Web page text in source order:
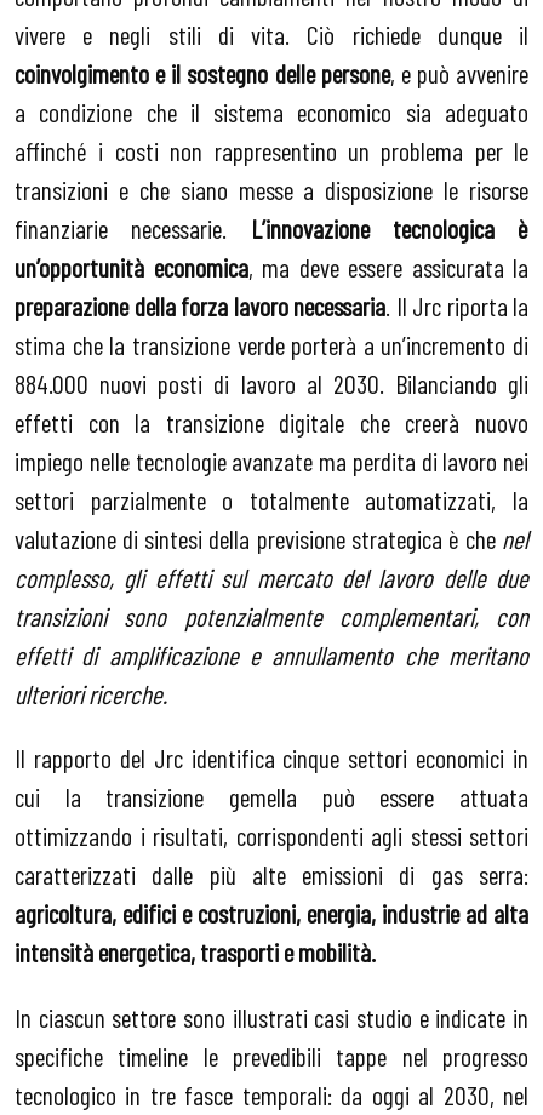
vivere e negli stili di vita. Ciò richiede dunque il
coinvolgimento e il sostegno delle persone, e può avvenire
a condizione che il sistema economico sia adeguato
affinché i costi non rappresentino un problema per le
transizioni e che siano messe a disposizione le risorse
finanziarie necessarie. L’innovazione tecnologica è
un’opportunità economica, ma deve essere assicurata la
preparazione della forza lavoro necessaria . Il Jrc riporta la
stima che la transizione verde porterà a un’incremento di
884.000 nuovi posti di lavoro al 2030. Bilanciando gli
effetti con la transizione digitale che creerà nuovo
impiego nelle tecnologie avanzate ma perdita di lavoro nei
settori parzialmente o totalmente automatizzati, la
valutazione di sintesi della previsione strategica è che nel
complesso, gli effetti sul mercato del lavoro delle due
transizioni sono potenzialmente complementari, con
effetti di amplificazione e annullamento che meritano
ulteriori ricerche.
Il rapporto del Jrc identifica cinque settori economici in
cui la transizione gemella può essere attuata
ottimizzando i risultati, corrispondenti agli stessi settori
caratterizzati dalle più alte emissioni di gas serra:
agricoltura, edifici e costruzioni, energia, industrie ad alta
intensità energetica, trasporti e mobilità.
In ciascun settore sono illustrati casi studio e indicate in
specifiche timeline le prevedibili tappe nel progresso
tecnologico in tre fasce temporali: da oggi al 2030, nel